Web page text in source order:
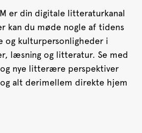
er din digitale litteraturkanal
kan du møde nogle af tidens
og kulturpersonligheder i
læsning og litteratur. Se med
nye litterære perspektiver
alt derimellem direkte hjem